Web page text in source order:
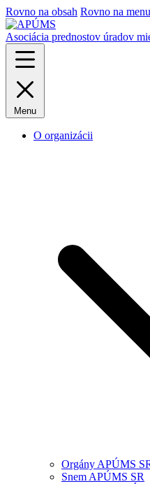
Rovno na obsah Rovno na menu
Asociácia prednostov úradov
Menu
O organizácii
Orgány APÚMS
Snem APÚMS SR